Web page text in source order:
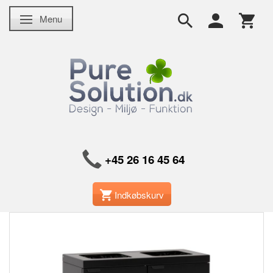
Skifte navigation
Menu
+45 26 16 45 64
Indkøbskurv